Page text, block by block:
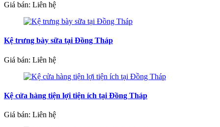
Giá bán: Liên hệ
Kệ trưng bày sữa tại Đồng Tháp
Giá bán: Liên hệ
Kệ cửa hàng tiện lợi tiện ích tại Đồng Tháp
Giá bán: Liên hệ